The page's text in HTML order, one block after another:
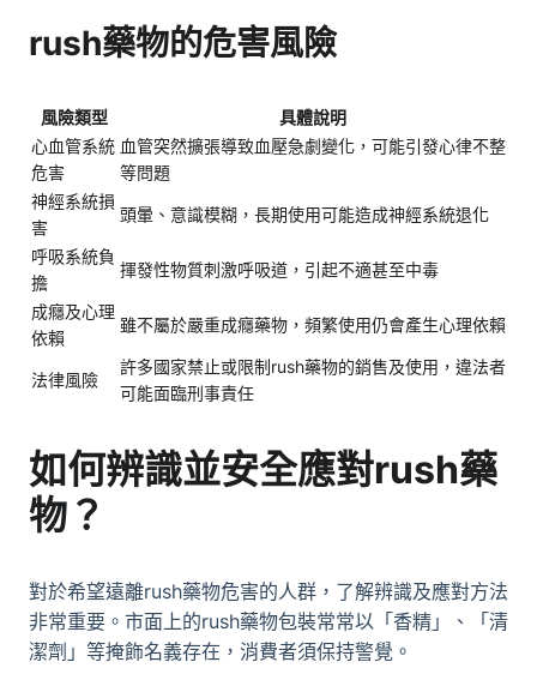
rush藥物的危害風險
風險類型
具體說明
心血管系統
危害
血管突然擴張導致血壓急劇變化，可能引發心律不整
等問題
神經系統損
害
頭暈、意識模糊，長期使用可能造成神經系統退化
呼吸系統負
擔
揮發性物質刺激呼吸道，引起不適甚至中毒
成癮及心理
依賴
雖不屬於嚴重成癮藥物，頻繁使用仍會產生心理依賴
法律風險
許多國家禁止或限制rush藥物的銷售及使用，違法者
可能面臨刑事責任
如何辨識並安全應對rush藥
物 ？
對於希望遠離rush藥物危害的人群，了解辨識及應對方法
非常重要。市面上的rush藥物包裝常常以「香精」、「清
潔劑」等掩飾名義存在，消費者須保持警覺。